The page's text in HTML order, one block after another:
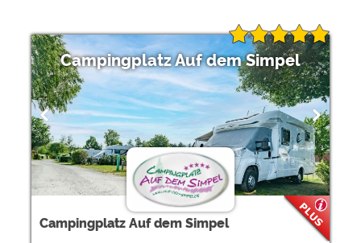
Campingplatz Auf dem Simpel
Campingplatz Auf dem Simpel